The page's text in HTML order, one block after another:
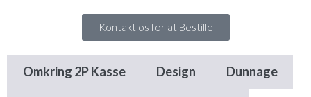
Kontakt os for at Bestille
Omkring 2P Kasse Design Dunnage